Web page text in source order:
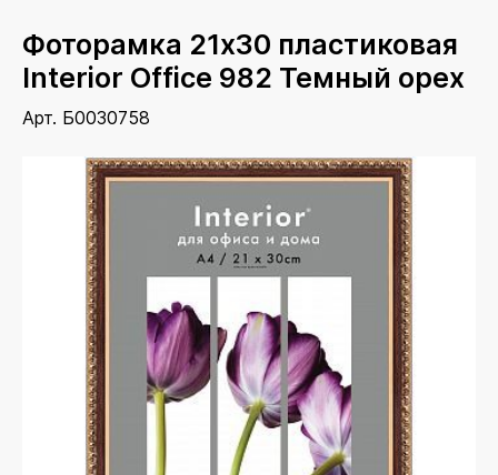
Фоторамка 21х30 пластиковая
Interior Office 982 Темный орех
Арт. Б0030758